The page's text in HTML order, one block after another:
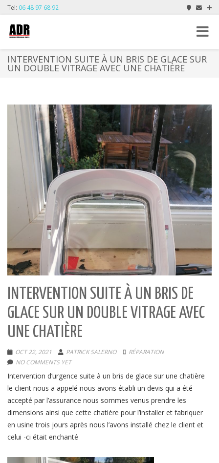
Tel: 06 48 97 68 92
Toggle
INTERVENTION SUITE À UN BRIS DE GLACE SUR
UN DOUBLE VITRAGE AVEC UNE CHATIÈRE
INTERVENTION SUITE À UN BRIS DE
GLACE SUR UN DOUBLE VITRAGE AVEC
UNE CHATIÈRE
OCT 22, 2021 PATRICK SALERNO
RÉPARATION
NO COMMENTS YET
Intervention d’urgence suite à un bris de glace sur une chatière
le client nous a appelé nous avons établi un devis qui a été
accepté par l’assurance nous sommes venus prendre les
dimensions ainsi que cette chatière pour l’installer et fabriquer
en usine trois jours après nous l’avons installé chez le client et
celui -ci était enchanté